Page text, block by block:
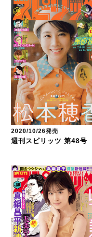
2020/10/26発売
週刊スピリッツ 第48号